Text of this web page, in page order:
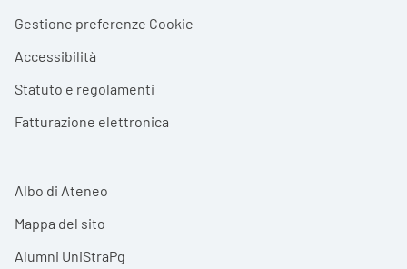
Gestione preferenze Cookie
Accessibilità
Statuto e regolamenti
Fatturazione elettronica
Albo di Ateneo
Mappa del sito
Alumni UniStraPg